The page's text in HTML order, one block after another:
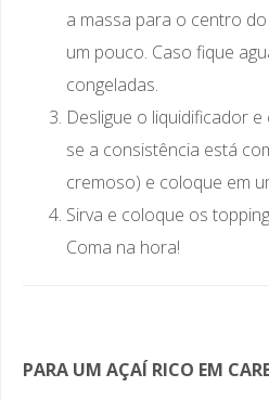
a massa para o centro
um pouco. Caso fique
congeladas.
Desligue o liquidificador
se a consistência está
cremoso) e coloque em
Sirva e coloque os
Coma na hora!
PARA UM AÇAÍ RICO EM